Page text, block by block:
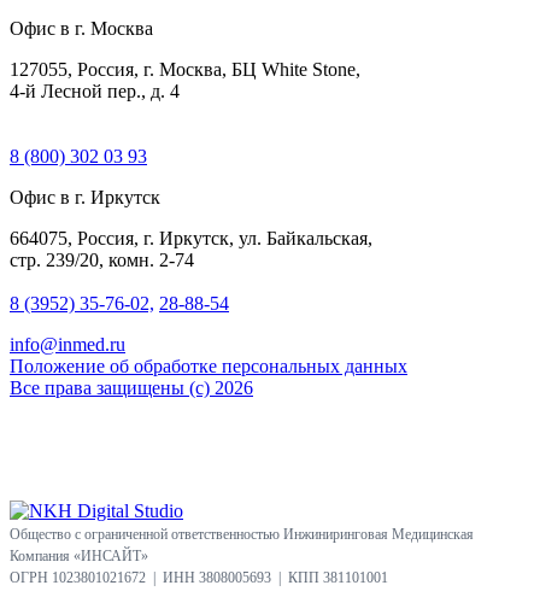
Офис в г. Москва
127055, Россия, г. Москва, БЦ White Stone,
4-й Лесной пер., д. 4
8 (800) 302 03 93
Офис в г. Иркутск
664075, Россия, г. Иркутск, ул. Байкальская,
стр. 239/20, комн. 2-74
8 (3952) 35-76-02, 28-88-54
info@inmed.ru
Положение об обработке персональных данных
Все права защищены (с) 2026
Общество с ограниченной ответственностью Инжиниринговая Медицинская
Компания «ИНСАЙТ»
ОГРН 1023801021672 | ИНН 3808005693 | КПП 381101001